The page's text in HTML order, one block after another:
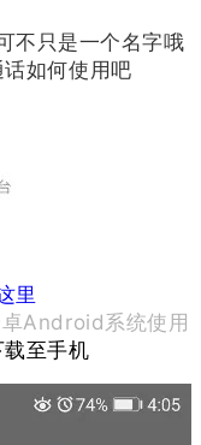
不只是一个名字哦
如何使用吧
里
Android系统使用
至手机